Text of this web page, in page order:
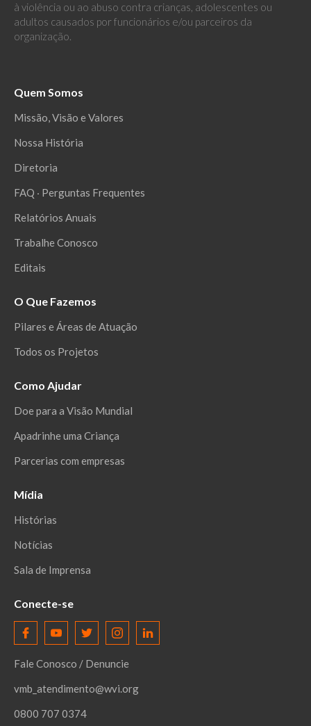
à violência ou ao abuso contra crianças, adolescentes ou
adultos causados por funcionários e/ou parceiros da
organização.
Quem Somos
Missão, Visão e Valores
Nossa História
Diretoria
FAQ ‧ Perguntas Frequentes
Relatórios Anuais
Trabalhe Conosco
Editais
O Que Fazemos
Pilares e Áreas de Atuação
Todos os Projetos
Como Ajudar
Doe para a Visão Mundial
Apadrinhe uma Criança
Parcerias com empresas
Mídia
Histórias
Notícias
Sala de Imprensa
Conecte-se
Fale Conosco / Denuncie
vmb_atendimento@wvi.org
0800 707 0374